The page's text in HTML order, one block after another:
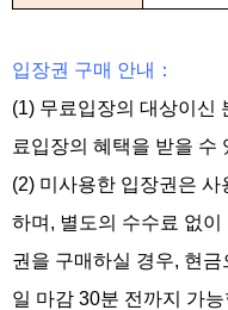
입장권 구매 안내：
(1) 무료입장의 대상이신
료입장의 혜택을 받을 수
(2) 미사용한 입장권은
하며, 별도의 수수료 없
권을 구매하실 경우, 현
일 마감 30분 전까지 가